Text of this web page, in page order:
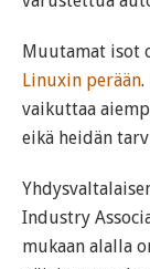
Muutamat isot
Linuxin perään.
vaikuttaa
eikä heidän
Industry
mukaan alalla